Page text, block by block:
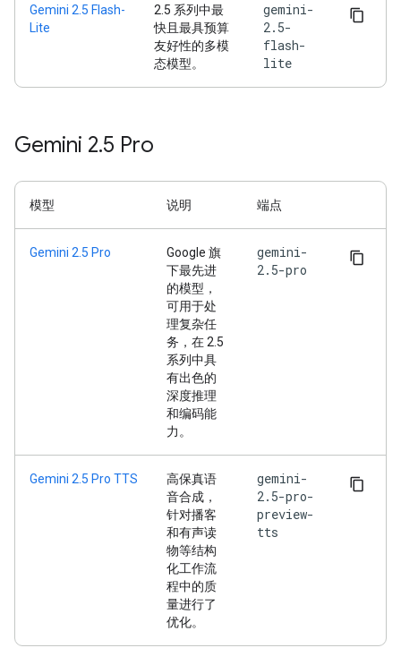
Gemini 2.5 Flash-
Lite
2.5 系列中最
快且最具预算
友好性的多模
态模型。
gemini-
2.5-
flash-
lite
Gemini 2.5 Pro
模型 说明 端点
Gemini 2.5 Pro
Google 旗
下最先进
的模型，
可用于处
理复杂任
务，在 2.5
系列中具
有出色的
深度推理
和编码能
力。
gemini-
2.5-pro
Gemini 2.5 Pro TTS
高保真语
音合成，
针对播客
和有声读
物等结构
化工作流
程中的质
量进行了
优化。
gemini-
2.5-pro-
preview-
tts